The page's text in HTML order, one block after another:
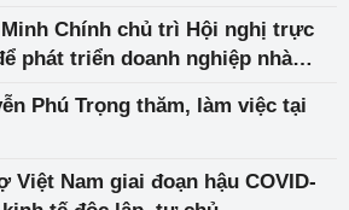
Chính chủ trì Hội nghị trực
phát triển doanh nghiệp nhà
Phú Trọng thăm, làm việc tại
Việt Nam giai đoạn hậu COVID-